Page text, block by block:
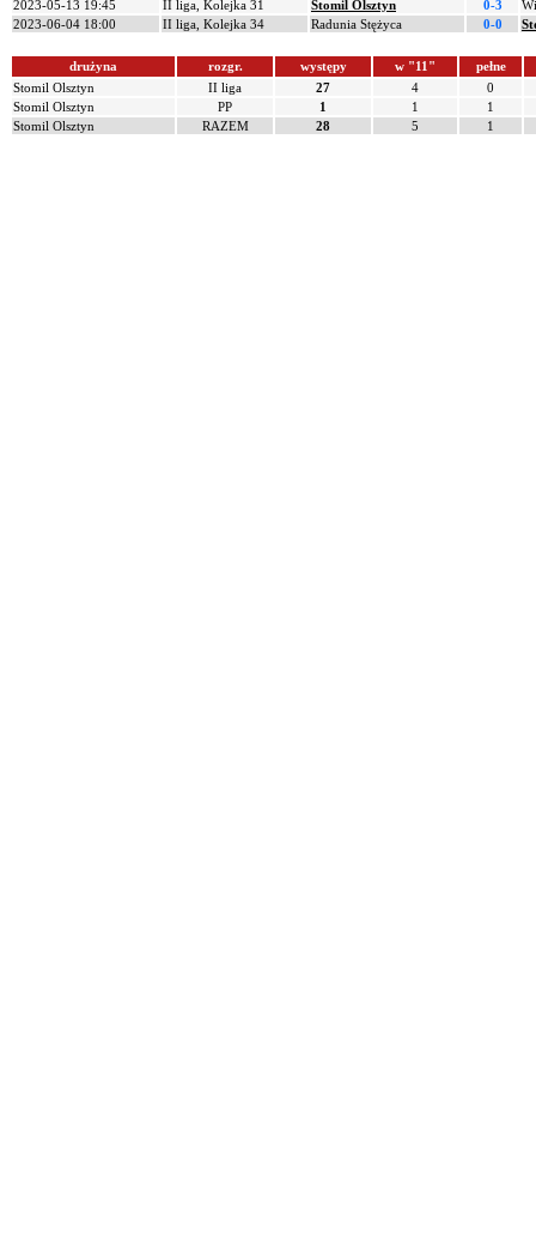
2023-05-13 19:45
II liga, Kolejka 31 Stomil Olsztyn 0-3
2023-06-04 18:00
II liga, Kolejka 34 Radunia Stężyca 0-0
drużyna rozgr. występy w "11"
pełne
Stomil Olsztyn
II liga 27 4
0
Stomil Olsztyn
PP 1 1
1
Stomil Olsztyn
RAZEM 28 5 1